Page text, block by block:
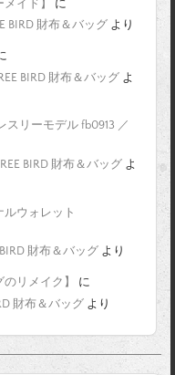
イド】
に
BIRD 財布＆バッグ より
BIRD 財布＆バッグ よ
リーモデル fb0913 ／
BIRD 財布＆バッグ よ
ルウォレット
財布＆バッグ より
リメイク】
に
財布＆バッグ より